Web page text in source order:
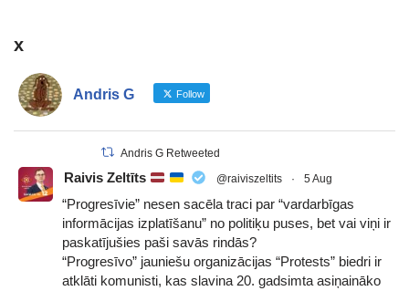
x
Andris G Follow
Andris G Retweeted
Raivis Zeltīts @raiviszeltits · 5 Aug
“Progresīvie” nesen sacēla traci par “vardarbīgas
informācijas izplatīšanu” no politiķu puses, bet vai viņi ir
paskatījušies paši savās rindās?
“Progresīvo” jauniešu organizācijas “Protests” biedri ir
atklāti komunisti, kas slavina 20. gadsimta asiņaināko